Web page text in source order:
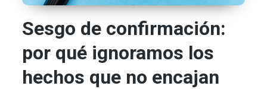
Sesgo de confirmación:
por qué ignoramos los
hechos que no encajan